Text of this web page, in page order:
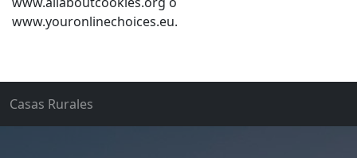
www.youronlinechoices.eu.
Casas Rurales